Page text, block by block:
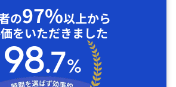
の97%以上から
をいただきました